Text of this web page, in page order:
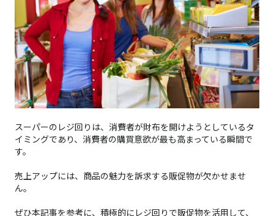
スーパーのレジ回りは、消費者が財布を開けようとしているタ
イミングであり、消費者の購買意欲が最も高まっている瞬間で
す。
売上アップには、商品の魅力を訴求する販促物が欠かせませ
ん。
ぜひ本記事を参考に、積極的にレジ回りで販促物を活用して、